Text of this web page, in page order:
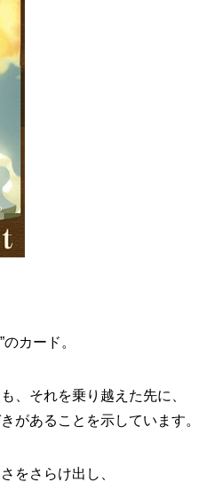
のカード。
、それを乗り越えた先に、
があることを示しています。
をさらけ出し、